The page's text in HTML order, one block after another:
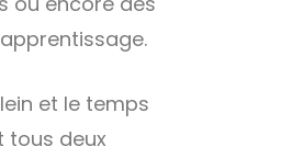
et le temps
tous deux